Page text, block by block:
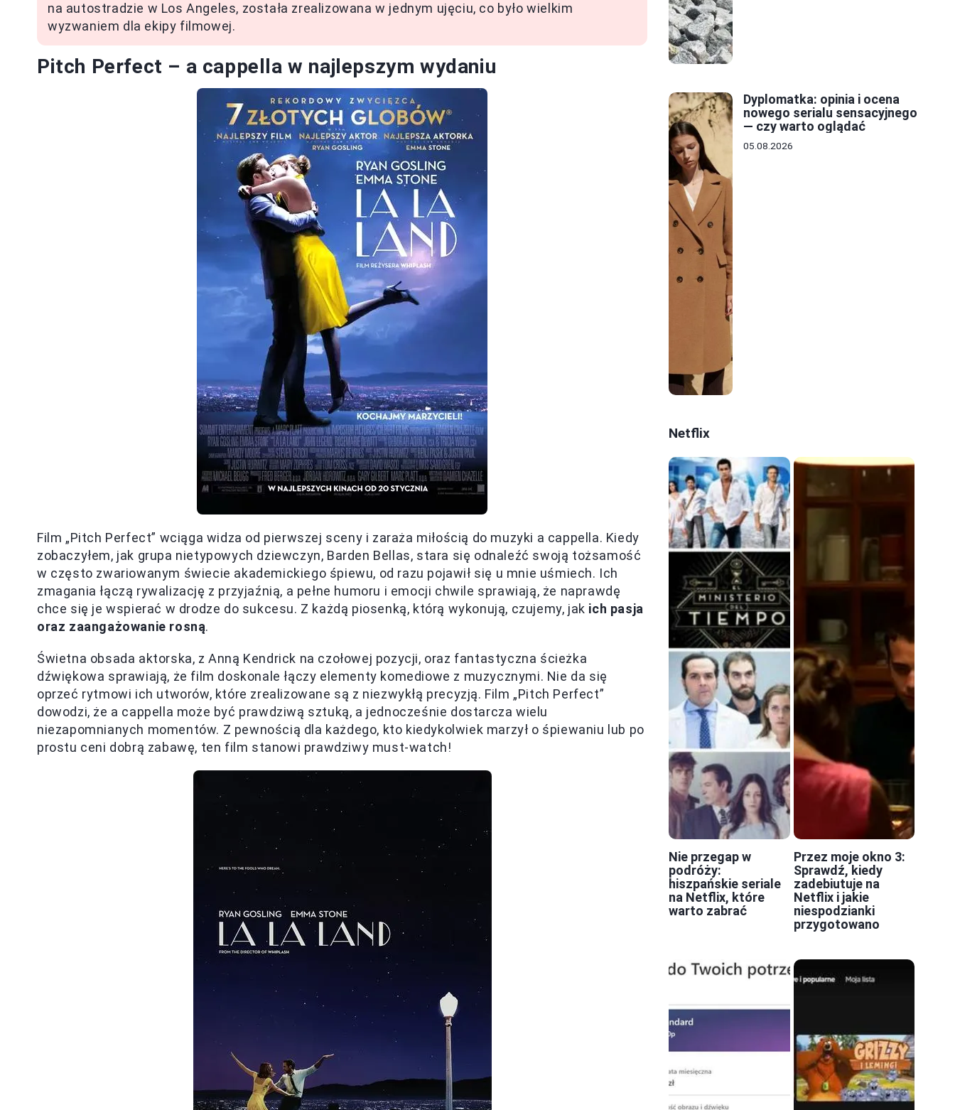
na autostradzie w Los Angeles, została zrealizowana w jednym ujęciu, co było wielkim
wyzwaniem dla ekipy filmowej.
Pitch Perfect – a cappella w najlepszym wydaniu
Film „Pitch Perfect” wciąga widza od pierwszej sceny i zaraża miłością do muzyki a cappella. Kiedy
zobaczyłem, jak grupa nietypowych dziewczyn, Barden Bellas, stara się odnaleźć swoją tożsamość
w często zwariowanym świecie akademickiego śpiewu, od razu pojawił się u mnie uśmiech. Ich
zmagania łączą rywalizację z przyjaźnią, a pełne humoru i emocji chwile sprawiają, że naprawdę
chce się je wspierać w drodze do sukcesu. Z każdą piosenką, którą wykonują, czujemy, jak ich pasja
oraz zaangażowanie rosną.
Świetna obsada aktorska, z Anną Kendrick na czołowej pozycji, oraz fantastyczna ścieżka
dźwiękowa sprawiają, że film doskonale łączy elementy komediowe z muzycznymi. Nie da się
oprzeć rytmowi ich utworów, które zrealizowane są z niezwykłą precyzją. Film „Pitch Perfect”
dowodzi, że a cappella może być prawdziwą sztuką, a jednocześnie dostarcza wielu
niezapomnianych momentów. Z pewnością dla każdego, kto kiedykolwiek marzył o śpiewaniu lub po
prostu ceni dobrą zabawę, ten film stanowi prawdziwy must-watch!
Dyplomatka: opinia i ocena
nowego serialu sensacyjnego
— czy warto oglądać
05.08.2026
Netflix
Nie przegap w
podróży:
hiszpańskie seriale
na Netflix, które
warto zabrać
Przez moje okno 3:
Sprawdź, kiedy
zadebiutuje na
Netflix i jakie
niespodzianki
przygotowano